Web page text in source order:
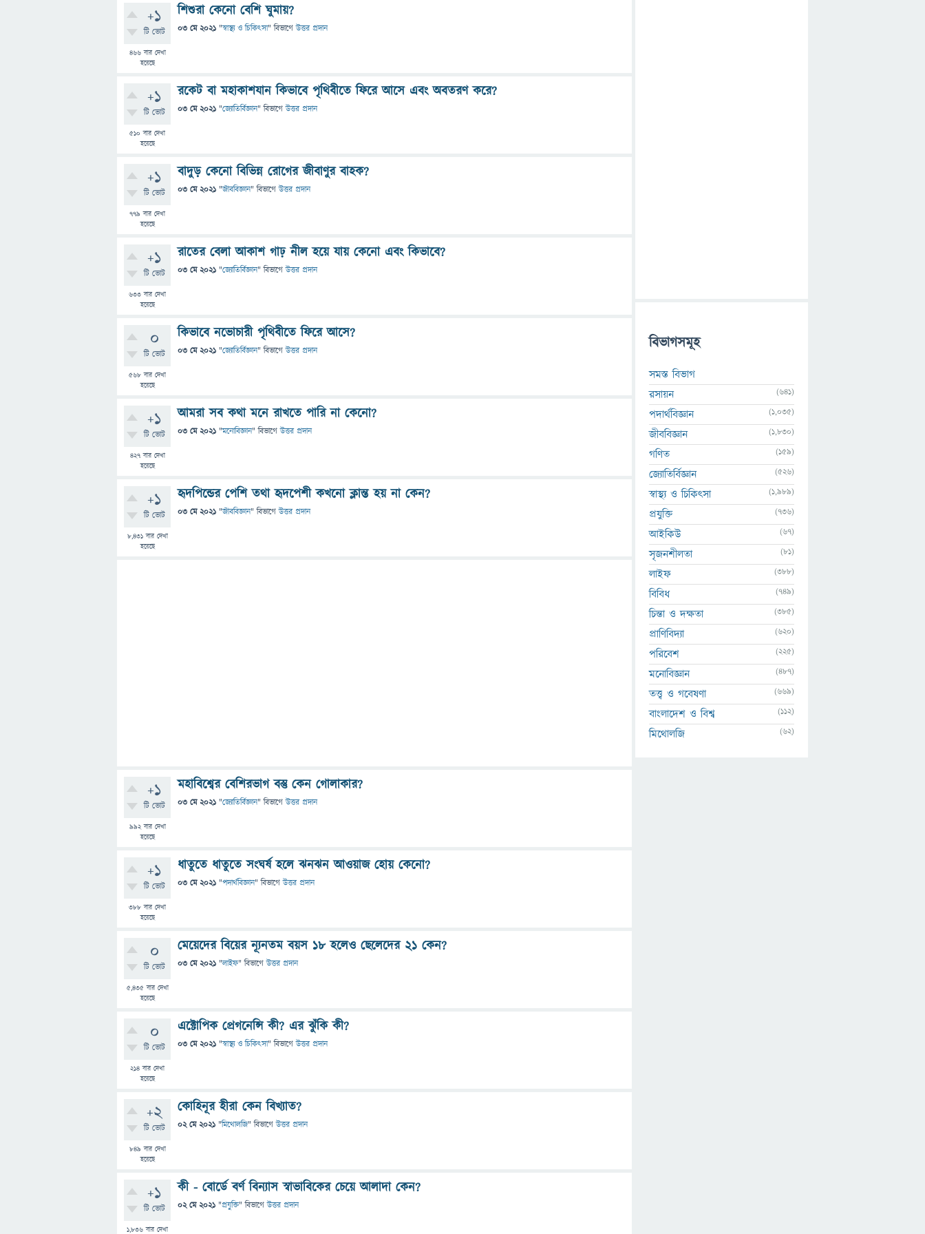
+1
টি ভোট
466বার দেখা
হয়েছে
শিশুরা কেনো বেশি ঘুমায়?
03 মে 2021 "স্বাস্থ্য ও চিকিৎসা" বিভাগে উত্তর প্রদান
+1
টি ভোট
510 বার দেখা
হয়েছে
রকেট বা মহাকাশযান কিভাবে পৃথিবীতে ফিরে আসে এবং অবতরণ করে?
03 মে 2021 "জ্যোতির্বিজ্ঞান" বিভাগে উত্তর প্রদান
+1
টি ভোট
779 বার দেখা
হয়েছে
বাদুড় কেনো বিভিন্ন রোগের জীবাণুর বাহক?
03 মে 2021 "জীববিজ্ঞান" বিভাগে উত্তর প্রদান
+1
টি ভোট
633 বার দেখা
হয়েছে
রাতের বেলা আকাশ গাঢ় নীল হয়ে যায় কেনো এবং কিভাবে?
03 মে 2021 "জ্যোতির্বিজ্ঞান" বিভাগে উত্তর প্রদান
0
টি ভোট
568 বার দেখা
হয়েছে
কিভাবে নভোচারী পৃথিবীতে ফিরে আসে?
03 মে 2021 "জ্যোতির্বিজ্ঞান" বিভাগে উত্তর প্রদান
+1
টি ভোট
427বার দেখা
হয়েছে
আমরা সব কথা মনে রাখতে পারি না কেনো?
03 মে 2021 "মনোবিজ্ঞান" বিভাগে উত্তর প্রদান
+1
টি ভোট
8,431বার দেখা
হয়েছে
হৃদপিন্ডের পেশি তথা হৃদপেশী কখনো ক্লান্ত হয় না কেন?
03 মে 2021 "জীববিজ্ঞান" বিভাগে উত্তর প্রদান
+1
টি ভোট
992বার দেখা
হয়েছে
মহাবিশ্বের বেশিরভাগ বস্তু কেন গোলাকার?
03 মে 2021 "জ্যোতির্বিজ্ঞান" বিভাগে উত্তর প্রদান
+1
টি ভোট
388 বার দেখা
হয়েছে
ধাতুতে ধাতুতে সংঘর্ষ হলে ঝনঝন আওয়াজ হোয় কেনো?
03 মে 2021 "পদার্থবিজ্ঞান" বিভাগে উত্তর প্রদান
0
টি ভোট
5,435বার দেখা
হয়েছে
মেয়েদের বিয়ের ন্যূনতম বয়স ১৮ হলেও ছেলেদের ২১ কেন?
03 মে 2021 "লাইফ" বিভাগে উত্তর প্রদান
0
টি ভোট
214 বার দেখা
হয়েছে
এক্টোপিক প্রেগনেন্সি কী? এর ঝুঁকি কী?
03 মে 2021 "স্বাস্থ্য ও চিকিৎসা" বিভাগে উত্তর প্রদান
+2
টি ভোট
849 বার দেখা
হয়েছে
কোহিনূর হীরা কেন বিখ্যাত?
02 মে 2021 "মিথোলজি" বিভাগে উত্তর প্রদান
+1
টি ভোট
1,836 বার দেখা
কী - বোর্ডে বর্ণ বিন্যাস স্বাভাবিকের চেয়ে আলাদা কেন?
02 মে 2021 "প্রযুক্তি" বিভাগে উত্তর প্রদান
বিভাগসমূহ
সমস্ত বিভাগ
রসায়ন
(641)
পদার্থবিজ্ঞান (1,035)
জীববিজ্ঞান (1,830)
গণিত (159)
জ্যোতির্বিজ্ঞান (526)
স্বাস্থ্য ও চিকিৎসা (1,989)
প্রযুক্তি (736)
আইকিউ (67)
সৃজনশীলতা (81)
লাইফ (388)
বিবিধ (749)
চিন্তা ও দক্ষতা (385)
প্রাণিবিদ্যা (620)
পরিবেশ (225)
মনোবিজ্ঞান (487)
তত্ত্ব ও গবেষণা (669)
বাংলাদেশ ও বিশ্ব (112)
মিথোলজি (62)